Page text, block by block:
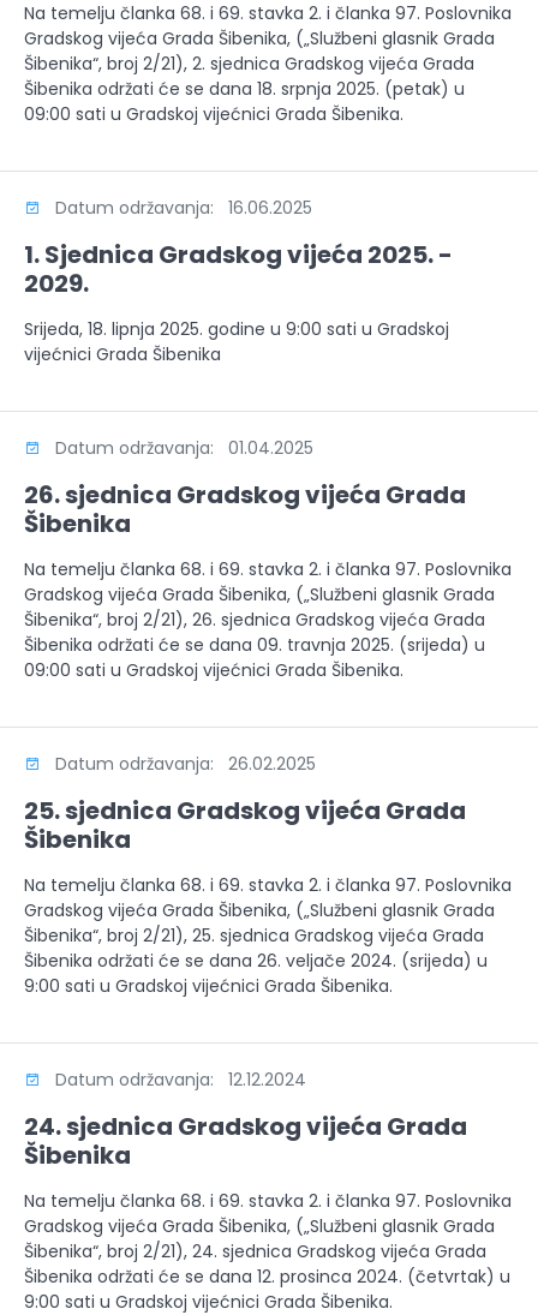
Na temelju članka 68. i 69. stavka 2. i članka 97. Poslovnika
Gradskog vijeća Grada Šibenika, („Službeni glasnik Grada
Šibenika“, broj 2/21), 2. sjednica Gradskog vijeća Grada
Šibenika održati će se dana 18. srpnja 2025. (petak) u
09:00 sati u Gradskoj vijećnici Grada Šibenika.
Datum održavanja: 16.06.2025
1. Sjednica Gradskog vijeća 2025. -
2029.
Srijeda, 18. lipnja 2025. godine u 9:00 sati u Gradskoj
vijećnici Grada Šibenika
Datum održavanja: 01.04.2025
26. sjednica Gradskog vijeća Grada
Šibenika
Na temelju članka 68. i 69. stavka 2. i članka 97. Poslovnika
Gradskog vijeća Grada Šibenika, („Službeni glasnik Grada
Šibenika“, broj 2/21), 26. sjednica Gradskog vijeća Grada
Šibenika održati će se dana 09. travnja 2025. (srijeda) u
09:00 sati u Gradskoj vijećnici Grada Šibenika.
Datum održavanja: 26.02.2025
25. sjednica Gradskog vijeća Grada
Šibenika
Na temelju članka 68. i 69. stavka 2. i članka 97. Poslovnika
Gradskog vijeća Grada Šibenika, („Službeni glasnik Grada
Šibenika“, broj 2/21), 25. sjednica Gradskog vijeća Grada
Šibenika održati će se dana 26. veljače 2024. (srijeda) u
9:00 sati u Gradskoj vijećnici Grada Šibenika.
Datum održavanja: 12.12.2024
24. sjednica Gradskog vijeća Grada
Šibenika
Na temelju članka 68. i 69. stavka 2. i članka 97. Poslovnika
Gradskog vijeća Grada Šibenika, („Službeni glasnik Grada
Šibenika“, broj 2/21), 24. sjednica Gradskog vijeća Grada
Šibenika održati će se dana 12. prosinca 2024. (četvrtak) u
9:00 sati u Gradskoj vijećnici Grada Šibenika.